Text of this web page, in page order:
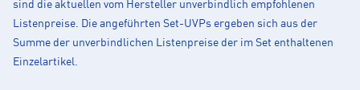
sind die aktuellen vom Hersteller unverbindlich empfohlenen
Listenpreise. Die angeführten Set-UVPs ergeben sich aus der
Summe der unverbindlichen Listenpreise der im Set enthaltenen
Einzelartikel.